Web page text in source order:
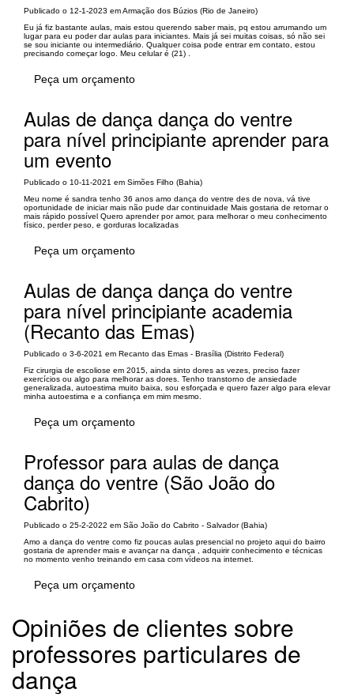
Publicado o 12-1-2023 em Armação dos Búzios (Rio de Janeiro)
Eu já fiz bastante aulas, mais estou querendo saber mais, pq estou arrumando um
lugar para eu poder dar aulas para iniciantes. Mais já sei muitas coisas, só não sei
se sou iniciante ou intermediário. Qualquer coisa pode entrar em contato, estou
precisando começar logo. Meu celular é (21) .
Peça um orçamento
Aulas de dança dança do ventre
para nível principiante aprender para
um evento
Publicado o 10-11-2021 em Simões Filho (Bahia)
Meu nome é sandra tenho 36 anos amo dança do ventre des de nova, vá tive
oportunidade de iniciar mais não pude dar continuidade Mais gostaria de retornar o
mais rápido possível Quero aprender por amor, para melhorar o meu conhecimento
físico, perder peso, e gorduras localizadas
Peça um orçamento
Aulas de dança dança do ventre
para nível principiante academia
(Recanto das Emas)
Publicado o 3-6-2021 em Recanto das Emas - Brasília (Distrito Federal)
Fiz cirurgia de escoliose em 2015, ainda sinto dores as vezes, preciso fazer
exercícios ou algo para melhorar as dores. Tenho transtorno de ansiedade
generalizada, autoestima muito baixa, sou esforçada e quero fazer algo para elevar
minha autoestima e a confiança em mim mesmo.
Peça um orçamento
Professor para aulas de dança
dança do ventre (São João do
Cabrito)
Publicado o 25-2-2022 em São João do Cabrito - Salvador (Bahia)
Amo a dança do ventre como fiz poucas aulas presencial no projeto aqui do bairro
gostaria de aprender mais e avançar na dança , adquirir conhecimento e técnicas
no momento venho treinando em casa com vídeos na internet.
Peça um orçamento
Opiniões de clientes sobre
professores particulares de
dança